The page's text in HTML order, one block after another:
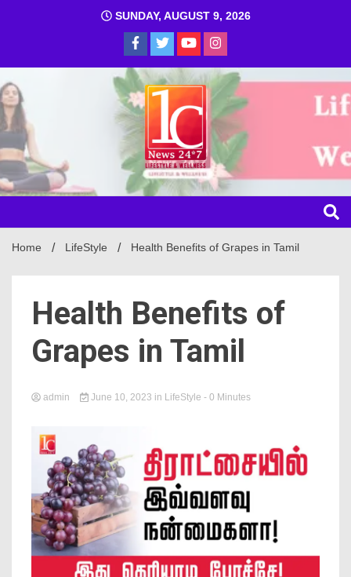
SUNDAY, AUGUST 9, 2026
1C
News
Home LifeStyle Health Benefits of Grapes in Tamil
Health Benefits of
Grapes in Tamil
admin June 10, 2023 in LifeStyle - 0 Minutes